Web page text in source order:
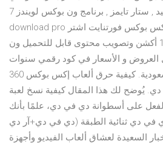
, عرب سيد , ستار تايمز , برنامج ون بوكس لويندز 7 myegy ,
download pro اشتر ‎فورتنايت‎ ‎محتويات اضافية ألعاب اكس بوكس
ون‎ ‎محتوى قابل للتحميل‎ ‎أكشن وتصويب‎ ‎لجميع الاعمار فوق 10
سنوات‎ ‎كود رقمي‎ في مكتبة جرير لأفضل العروض و الأسعار في
الدمام، الرياض، جدة، السعودية. كيفية حرق ألعاب إكس بوكس 360
يُوضح لك هذا المقال كيفية نسخ لعبة
تمتلكها بالفعل على أسطوانة دي في دي، علمًا بأنك
في دي ثنائية الطبقة (دي في دي+آر دي
السعيدة لعشاق ألعاب الفيديو وأجهزة